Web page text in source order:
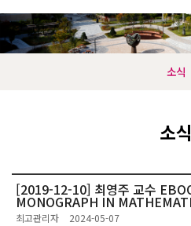
소식
소식
[2019-12-10] 최영주 교수
MONOGRAPH IN
최고관리자 2024-05-07